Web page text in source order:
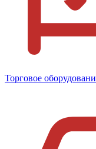
Торговое